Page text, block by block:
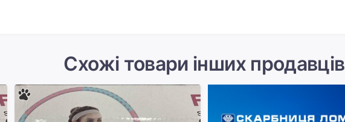
Схожі товари інших продавців